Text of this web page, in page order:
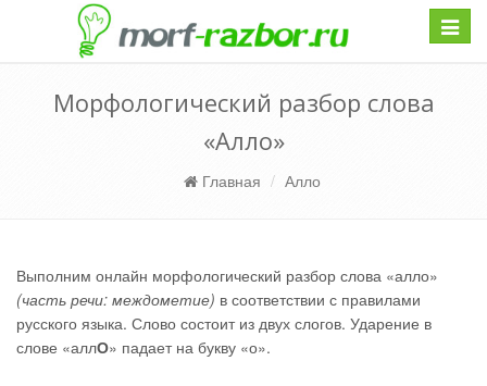
Морфологический разбор слова
«Алло»
Главная Алло
Выполним онлайн морфологический разбор слова «алло»
(часть речи: междометие) в соответствии с правилами
русского языка. Слово состоит из двух слогов. Ударение в
слове «аллО» падает на букву «о».